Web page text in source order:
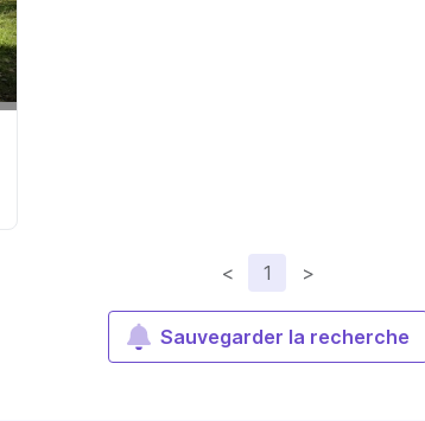
< 1 >
Sauvegarder la recherche